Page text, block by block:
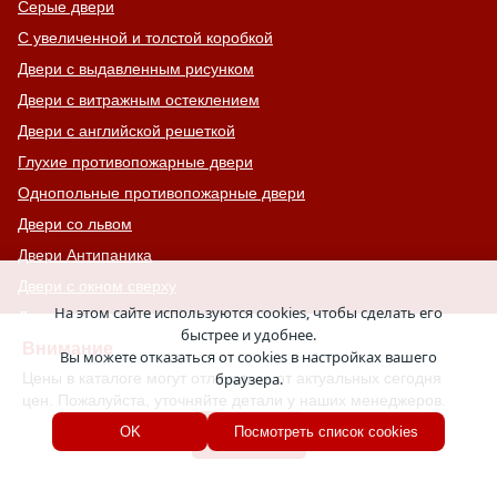
Внимание
Цены в каталоге могут отличаться от актуальных сегодня
цен. Пожалуйста, уточняйте детали у наших менеджеров.
Хорошо
Серые двери
С увеличенной и толстой коробкой
Двери с выдавленным рисунком
Двери с витражным остеклением
Двери с английской решеткой
Глухие противопожарные двери
Однопольные противопожарные двери
Двери со львом
Двери Антипаника
Двери с окном сверху
Двери для хозяйственных помещений
Входные группы
Входные двери с кнокером
Двери с капителью
Двери для баров, кафе и ресторанов
На этом сайте используются cookies, чтобы сделать его
быстрее и удобнее.
Вы можете отказаться от cookies в настройках вашего
браузера.
OK Посмотреть список cookies